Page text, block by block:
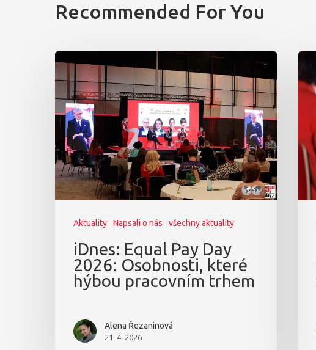
Recommended For You
Aktuality Napsali o nás všechny aktuality
iDnes: Equal Pay Day
2026: Osobnosti, které
hýbou pracovním trhem
Alena Řezaninová
21. 4. 2026